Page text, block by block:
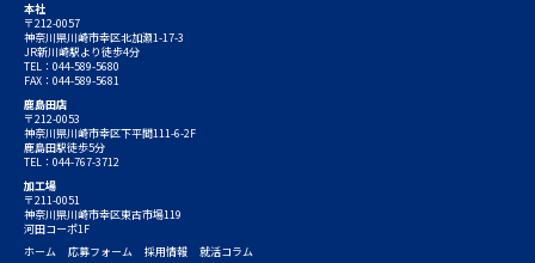
本社
〒212-0057
神奈川県川崎市幸区北加瀬1-17-3
JR新川崎駅より徒歩4分
TEL：044-589-5680
FAX：044-589-5681
鹿島田店
〒212-0053
神奈川県川崎市幸区下平間111-6-2F
鹿島田駅徒歩5分
TEL：044-767-3712
加工場
〒211-0051
神奈川県川崎市幸区東古市場119
河田コーポ1F
ホーム
応募フォーム 採用情報 就活コラム